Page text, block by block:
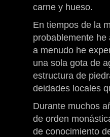
carne y hueso.
En tiempos de la
probablemente
a menudo he
una sola gota de
estructura de
deidades locales
Durante muchos
de orden
de conocimiento